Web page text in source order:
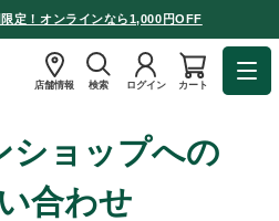
定！オンラインなら1,000円OFF
店舗情報 検索 ログイン カート
ショップへの
合わせ